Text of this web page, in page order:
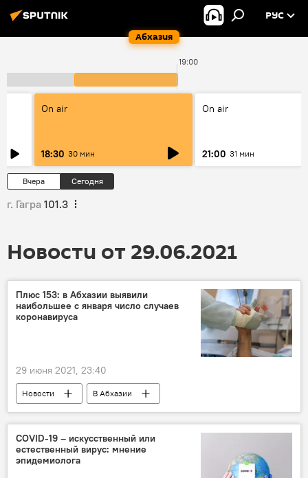
Абхазия
РУС
19:00
On air
18:30 30 мин
On air
21:00 31 мин
Вчера Сегодня
г. Гагра 101.3
Новости от 29.06.2021
Плюс 153: в Абхазии выявили
наибольшее с января число случаев
коронавируса
29 июня 2021, 23:40
Новости
В Абхазии
Ситуация с коронавирусом в Абхазии
COVID-19 – искусственный или
естественный вирус: мнение
эпидемиолога